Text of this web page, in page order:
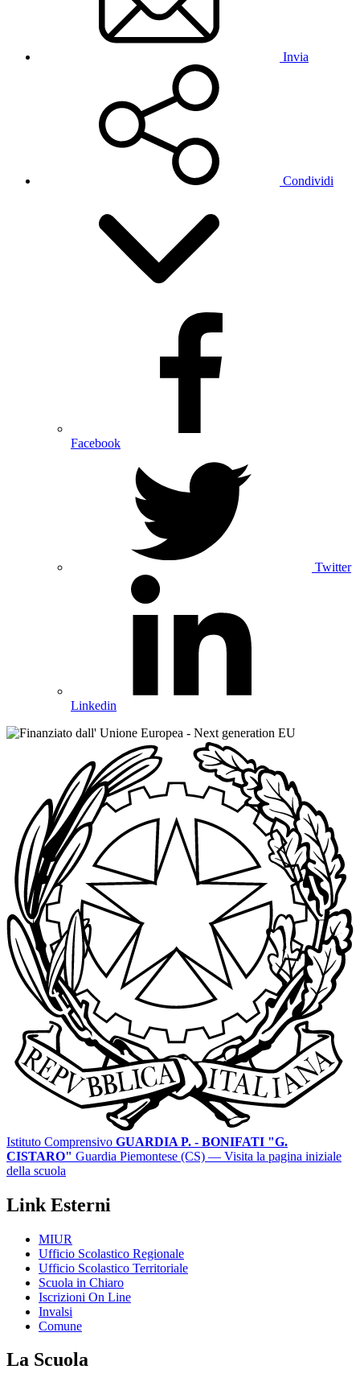
Invia
Condividi
Facebook
Twitter
Linkedin
Istituto Comprensivo GUARDIA P. - BONIFATI "G.
CISTARO" Guardia Piemontese (CS) — Visita la pagina iniziale
della scuola
Link Esterni
MIUR
Ufficio Scolastico Regionale
Ufficio Scolastico Territoriale
Scuola in Chiaro
Iscrizioni On Line
Invalsi
Comune
La Scuola